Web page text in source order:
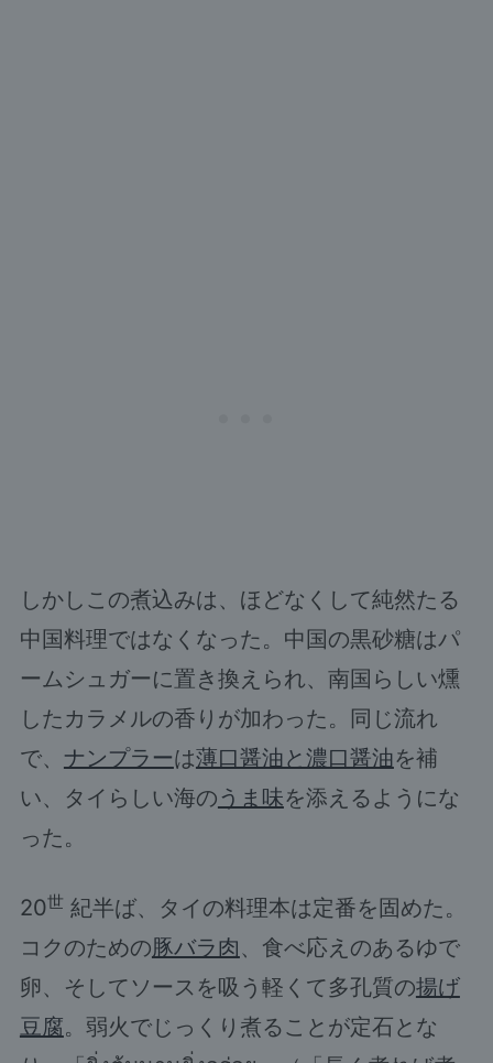
しかしこの煮込みは、ほどなくして純然たる
中国料理ではなくなった。中国の黒砂糖はパ
ームシュガーに置き換えられ、南国らしい燻
したカラメルの香りが加わった。同じ流れ
で、 ナンプラーは薄口醤油と濃口醤油を補
い、タイらしい海の うま味を添えるようにな
った。
20世 紀半ば、タイの料理本は定番を固めた。
コクのための豚バラ肉、食べ応えのあるゆで
卵、そしてソースを吸う軽くて多孔質の揚げ
豆腐。弱火でじっくり煮ることが定石とな